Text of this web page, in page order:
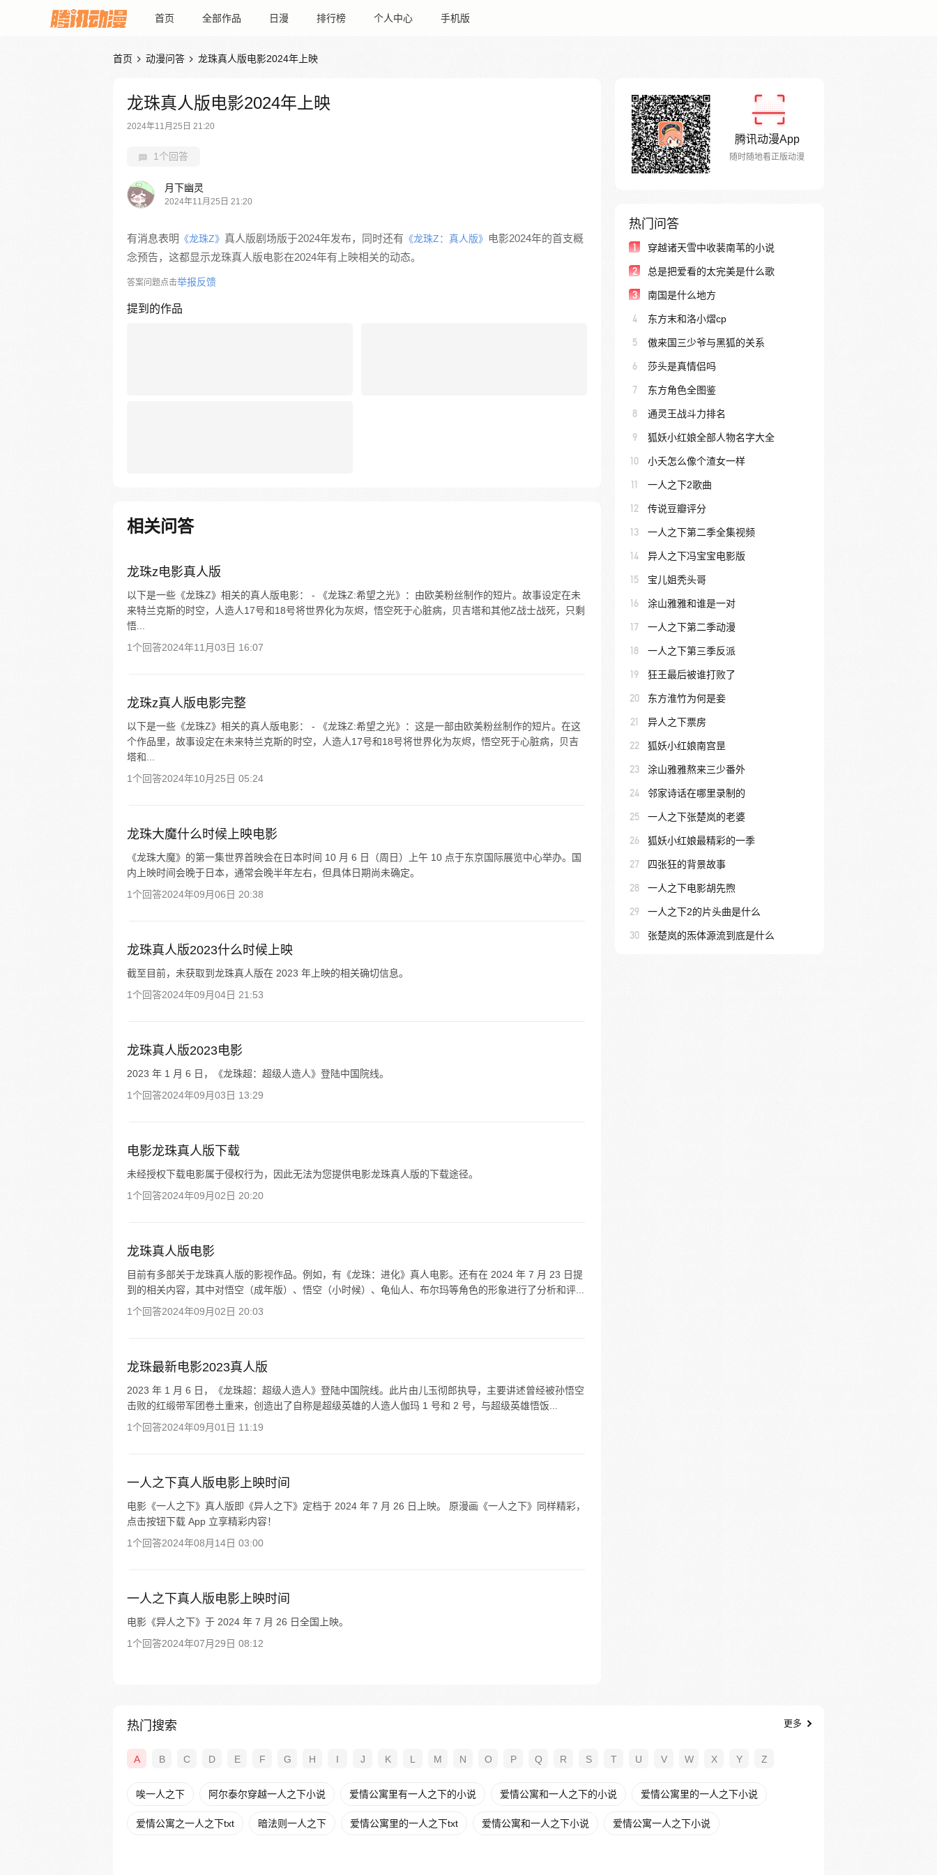
首页 全部作品 日漫 排行榜 个人中心 手机版
首页  动漫问答  龙珠真人版电影2024年上映
龙珠真人版电影2024年上映
2024年11月25日 21:20
1个回答
月下幽灵
2024年11月25日 21:20
有消息表明 《龙珠Z》 真人版剧场版于2024年发布，同时还有 《龙珠Z：真人版》 电影2024年的首支概
念预告，这都显示龙珠真人版电影在2024年有上映相关的动态。
答案问题点击举报反馈
提到的作品
相关问答
龙珠z电影真人版
以下是一些《龙珠Z》相关的真人版电影： - 《龙珠Z:希望之光》：由欧美粉丝制作的短片。故事设定在未
来特兰克斯的时空，人造人17号和18号将世界化为灰烬，悟空死于心脏病，贝吉塔和其他Z战士战死，只剩
悟...
1个回答2024年11月03日 16:07
龙珠z真人版电影完整
以下是一些《龙珠Z》相关的真人版电影： - 《龙珠Z:希望之光》：这是一部由欧美粉丝制作的短片。在这
个作品里，故事设定在未来特兰克斯的时空，人造人17号和18号将世界化为灰烬，悟空死于心脏病，贝吉
塔和...
1个回答2024年10月25日 05:24
龙珠大魔什么时候上映电影
《龙珠大魔》的第一集世界首映会在日本时间 10 月 6 日（周日）上午 10 点于东京国际展览中心举办。国
内上映时间会晚于日本，通常会晚半年左右，但具体日期尚未确定。
1个回答2024年09月06日 20:38
龙珠真人版2023什么时候上映
截至目前，未获取到龙珠真人版在 2023 年上映的相关确切信息。
1个回答2024年09月04日 21:53
龙珠真人版2023电影
2023 年 1 月 6 日，《龙珠超：超级人造人》登陆中国院线。
1个回答2024年09月03日 13:29
电影龙珠真人版下载
未经授权下载电影属于侵权行为，因此无法为您提供电影龙珠真人版的下载途径。
1个回答2024年09月02日 20:20
龙珠真人版电影
目前有多部关于龙珠真人版的影视作品。例如，有《龙珠：进化》真人电影。还有在 2024 年 7 月 23 日提
到的相关内容，其中对悟空（成年版）、悟空（小时候）、龟仙人、布尔玛等角色的形象进行了分析和评...
1个回答2024年09月02日 20:03
龙珠最新电影2023真人版
2023 年 1 月 6 日，《龙珠超：超级人造人》登陆中国院线。此片由儿玉彻郎执导，主要讲述曾经被孙悟空
击败的红缎带军团卷土重来，创造出了自称是超级英雄的人造人伽玛 1 号和 2 号，与超级英雄悟饭...
1个回答2024年09月01日 11:19
一人之下真人版电影上映时间
电影《一人之下》真人版即《异人之下》定档于 2024 年 7 月 26 日上映。 原漫画《一人之下》同样精彩，
点击按钮下载 App 立享精彩内容！
1个回答2024年08月14日 03:00
一人之下真人版电影上映时间
电影《异人之下》于 2024 年 7 月 26 日全国上映。
1个回答2024年07月29日 08:12
腾讯动漫App
随时随地看正版动漫
热门问答
1 穿越诸天雪中收裴南苇的小说
2 总是把爱看的太完美是什么歌
3 南国是什么地方
4 东方末和洛小熠cp
5 傲来国三少爷与黑狐的关系
6 莎头是真情侣吗
7 东方角色全图鉴
8 通灵王战斗力排名
9 狐妖小红娘全部人物名字大全
10 小夭怎么像个渣女一样
11 一人之下2歌曲
12 传说豆瓣评分
13 一人之下第二季全集视频
14 异人之下冯宝宝电影版
15 宝儿姐秃头哥
16 涂山雅雅和谁是一对
17 一人之下第二季动漫
18 一人之下第三季反派
19 狂王最后被谁打败了
20 东方淮竹为何是妾
21 异人之下票房
22 狐妖小红娘南宫昰
23 涂山雅雅熬来三少番外
24 邻家诗话在哪里录制的
25 一人之下张楚岚的老婆
26 狐妖小红娘最精彩的一季
27 四张狂的背景故事
28 一人之下电影胡先煦
29 一人之下2的片头曲是什么
30 张楚岚的炁体源流到底是什么
热门搜索 更多
A B C D E F G H I J K L M N O P Q R S T U V W X Y Z
唉一人之下 阿尔泰尔穿越一人之下小说 爱情公寓里有一人之下的小说 爱情公寓和一人之下的小说 爱情公寓里的一人之下小说
爱情公寓之一人之下txt 暗法则一人之下 爱情公寓里的一人之下txt 爱情公寓和一人之下小说 爱情公寓一人之下小说